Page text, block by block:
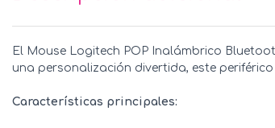
El Mouse Logitech POP Inalámbrico
una personalización divertida, este
Características principales: